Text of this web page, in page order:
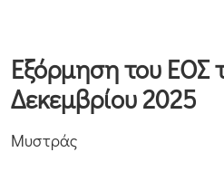
Εξόρμηση του ΕΟΣ
Δεκεμβρίου 2025
Μυστράς